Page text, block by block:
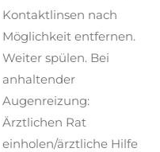
Kontaktlinsen nach
Möglichkeit entfernen.
Weiter spülen. Bei
anhaltender
Augenreizung:
Ärztlichen Rat
einholen/ärztliche Hilfe